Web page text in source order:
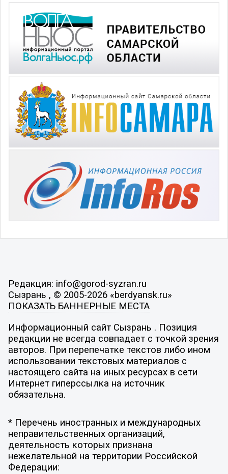
Редакция: info@gorod-syzran.ru
Сызрань , © 2005-2026 «berdyansk.ru»
ПОКАЗАТЬ БАННЕРНЫЕ МЕСТА
Информационный сайт Сызрань . Позиция
редакции не всегда совпадает с точкой зрения
авторов. При перепечатке текстов либо ином
использовании текстовых материалов с
настоящего сайта на иных ресурсах в сети
Интернет гиперссылка на источник
обязательна.
* Перечень иностранных и международных
неправительственных организаций,
деятельность которых признана
нежелательной на территории Российской
Федерации: